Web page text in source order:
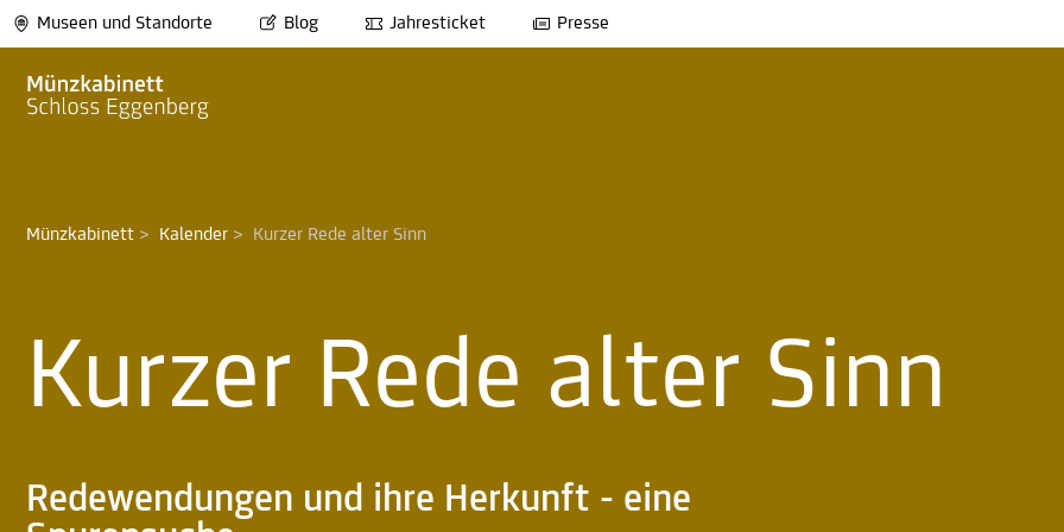
Museen und Standorte Blog Jahresticket Presse
Münzkabinett > Kalender > Kurzer Rede alter Sinn
Kurzer Rede alter Sinn
Redewendungen und ihre Herkunft - eine